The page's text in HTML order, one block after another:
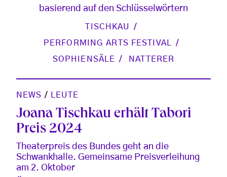
basierend auf den Schlüsselwörtern
TISCHKAU
PERFORMING ARTS FESTIVAL
SOPHIENSÄLE
NATTERER
NEWS / LEUTE
Joana Tischkau erhält Tabori
Preis 2024
Theaterpreis des Bundes geht an die
Schwankhalle. Gemeinsame Preisverleihung
am 2. Oktober